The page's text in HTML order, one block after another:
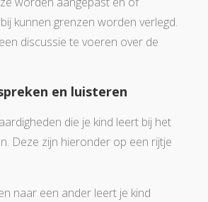
kunnen grenzen worden verlegd.
discussie te voeren over de
en luisteren
die je kind leert bij het
Deze zijn hieronder op een rijtje
naar een ander leert je kind